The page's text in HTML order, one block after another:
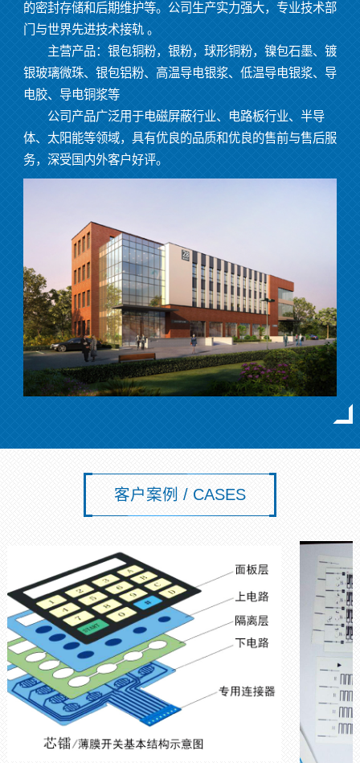
的密封存储和后期维护等。公司生产实力强大，专业技术部
门与世界先进技术接轨 。
主营产品：银包铜粉，银粉，球形铜粉，镍包石墨、镀
银玻璃微珠、银包铝粉、高温导电银浆、低温导电银浆、导
电胶、导电铜浆等
公司产品广泛用于电磁屏蔽行业、电路板行业、半导
体、太阳能等领域，具有优良的品质和优良的售前与售后服
务，深受国内外客户好评。
客户案例 / CASES